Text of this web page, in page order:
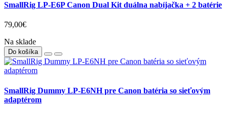
SmallRig LP-E6P Canon Dual Kit duálna nabíjačka + 2 batérie
79,00€
Na sklade
Do košíka
SmallRig Dummy LP-E6NH pre Canon batéria so sieťovým
adaptérom